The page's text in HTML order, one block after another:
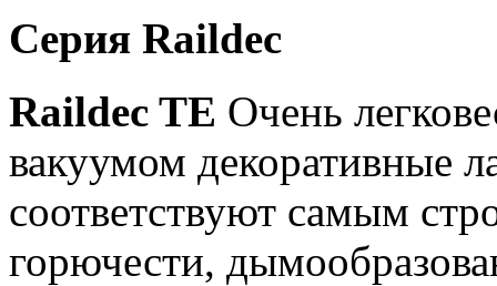
Серия Raildec
Raildec TE Очень
вакуумом декоративные
соответствуют самым
горючести,